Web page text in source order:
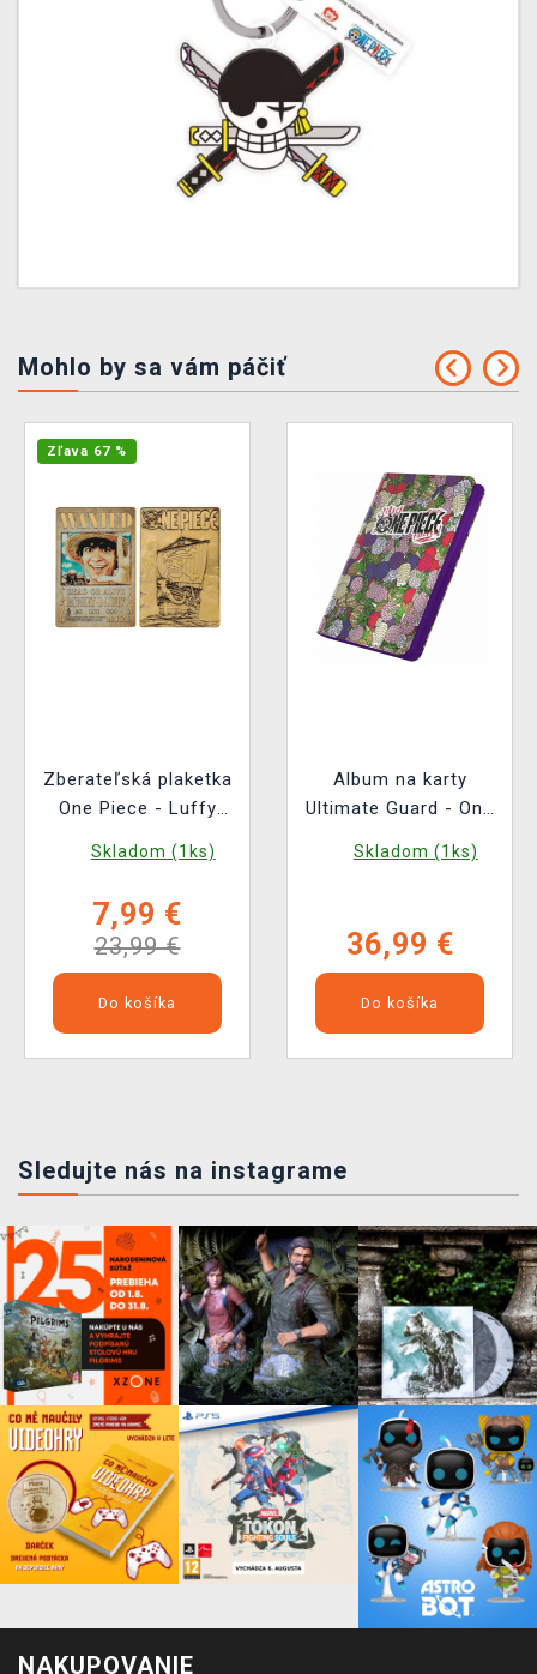
Mohlo by sa vám páčiť
Zľava 67 %
Zberateľská plaketka
One Piece - Luffy
(Netflix)
Skladom (1ks)
7,99 €
23,99 €
Do košíka
Album na karty
Ultimate Guard - One
Zipfolio 360 18-
Skladom (1ks)
36,99 €
Do košíka
Sledujte nás na instagrame
NAKUPOVANIE